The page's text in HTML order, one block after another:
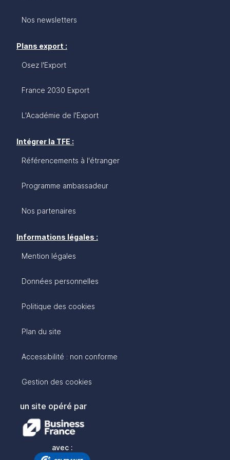
Nos newsletters
Plans export :
Osez l'Export
France 2030 Export
L'Académie de l'Export
Intégrer la TFE :
Référencements à l'étranger
Programme ambassadeur
Nos partenaires
Informations légales :
Mention légales
Données personnelles
Politique des cookies
Plan du site
Accessibilité : non conforme
Gestion des cookies
un site opéré par
avec :